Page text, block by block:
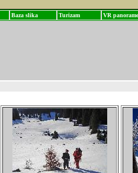
Baza slika Turizam VR panorame